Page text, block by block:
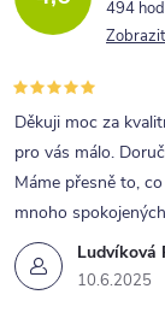
c
p
r
v
k
y
v
494
Ludvíková
10.6.2025
Děkuji moc za
pro vás málo.
Máme přesně to,
mnoho